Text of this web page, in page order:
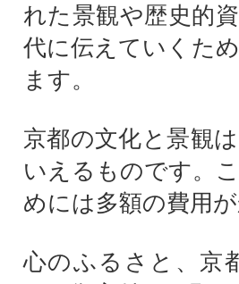
れた景観や歴史的
代に伝えていくた
ます。
京都の文化と景観
いえるものです。
めには多額の費用が
心のふるさと、京